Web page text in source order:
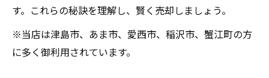
す。これらの秘訣を理解し、賢く売却しましょう。
※当店は津島市、あま市、愛西市、稲沢市、蟹江町の方
に多く御利用されています。